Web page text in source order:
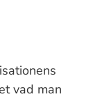
vad man